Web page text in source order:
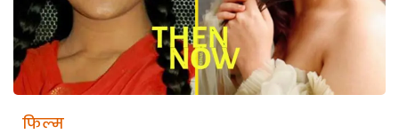
फिल्म